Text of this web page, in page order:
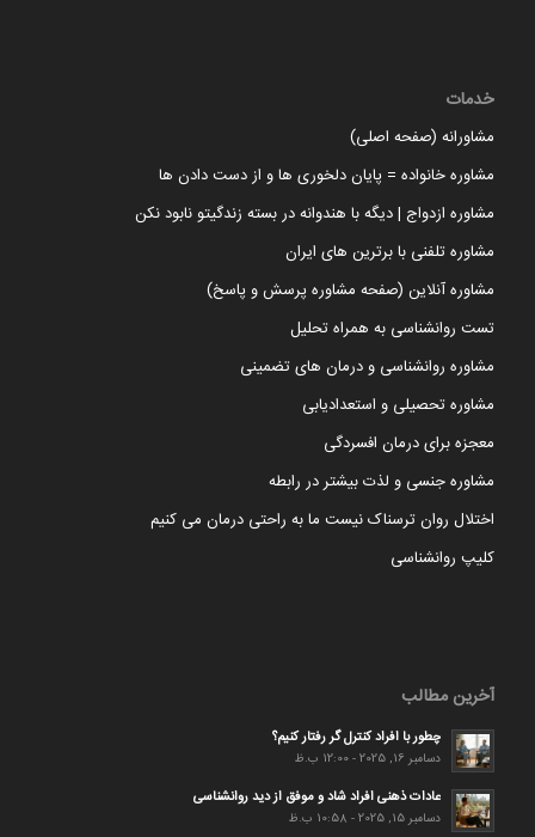
خدمات
مشاورانه (صفحه اصلی)
مشاوره خانواده = پایان دلخوری ها و از دست دادن ها
مشاوره ازدواج | دیگه با هندوانه در بسته زندگیتو نابود نکن
مشاوره تلفنی با برترین های ایران
مشاوره آنلاین (صفحه مشاوره پرسش و پاسخ)
تست روانشناسی به همراه تحلیل
مشاوره روانشناسی و درمان های تضمینی
مشاوره تحصیلی و استعدادیابی
معجزه برای درمان افسردگی
مشاوره جنسی و لذت بیشتر در رابطه
اختلال روان ترسناک نیست ما به راحتی درمان می کنیم
کلیپ روانشناسی
آخرین مطالب
چطور با افراد کنترل گر رفتار کنیم؟
دسامبر 16, 2025 - 12:00 ب.ظ
عادات ذهنی افراد شاد و موفق از دید روانشناسی
دسامبر 15, 2025 - 10:58 ب.ظ